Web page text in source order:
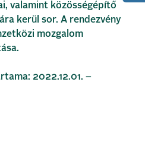
valamint közösségépítő
kerül sor. A rendezvény
mozgalom
2022.12.01. –